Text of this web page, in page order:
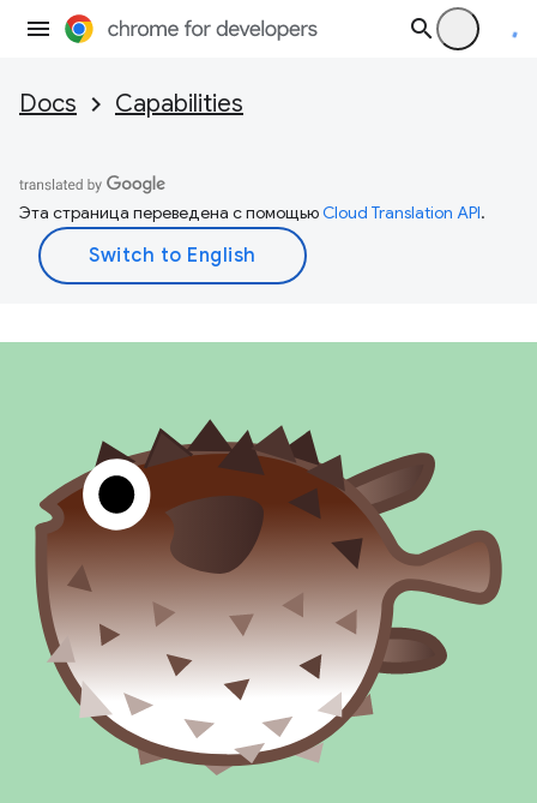
Docs Capabilities
Эта страница переведена с помощьюCloud Translation API.